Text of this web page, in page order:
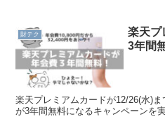
財テク
楽天プ
3年間
楽天プレミアムカードが12/26(水)
が3年間無料になるキャンペーンを